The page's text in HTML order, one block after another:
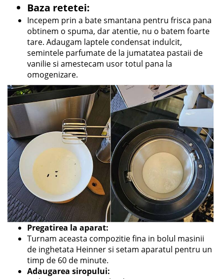
Baza retetei:
Incepem prin a bate smantana pentru frisca pana
obtinem o spuma, dar atentie, nu o batem foarte
tare. Adaugam laptele condensat indulcit,
semintele parfumate de la jumatatea pastaii de
vanilie si amestecam usor totul pana la
omogenizare.
Pregatirea la aparat:
Turnam aceasta compozitie fina in bolul masinii
de inghetata Heinner si setam aparatul pentru un
timp de 60 de minute.
Adaugarea siropului: